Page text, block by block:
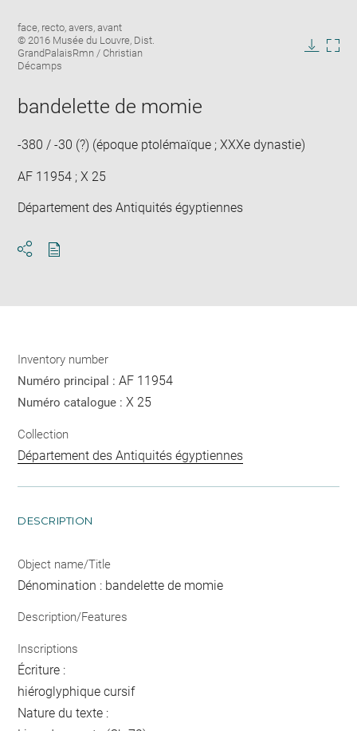
Image
caption:
face, recto, avers, avant
© 2016 Musée du Louvre, Dist.
GrandPalaisRmn / Christian
Décamps
bandelette de momie
-380 / -30 (?) (époque ptolémaïque ; XXXe dynastie)
AF 11954 ; X 25
Département des Antiquités égyptiennes
Inventory number
Numéro principal :AF 11954
Numéro catalogue :X 25
Collection
Département des Antiquités égyptiennes
DESCRIPTION
Object name/Title
Dénomination : bandelette de momie
Description/Features
Inscriptions
Écriture :
hiéroglyphique cursif
Nature du texte :